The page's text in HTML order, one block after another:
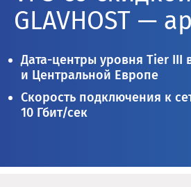
GLAVHOST —
Дата-центры уровня Tier III
и Центральной Европе
Скорость подключения к
10 Гбит/сек